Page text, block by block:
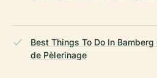
Best Things To Do In
de Pèlerinage